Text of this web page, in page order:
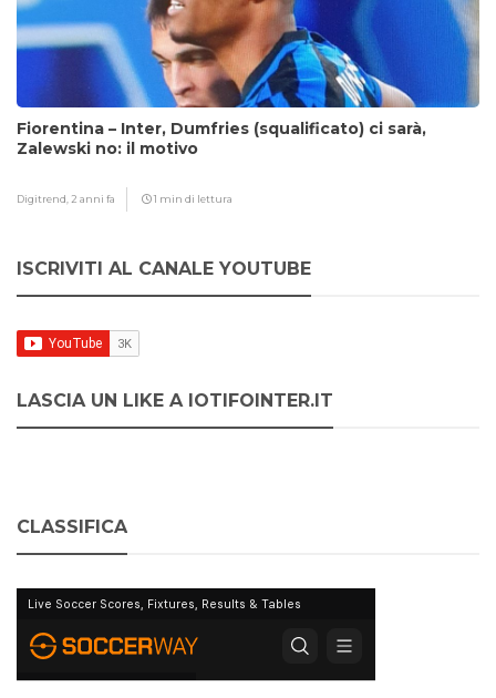
Fiorentina – Inter, Dumfries (squalificato) ci sarà,
Zalewski no: il motivo
Digitrend, 2 anni fa 1 min di lettura
ISCRIVITI AL CANALE YOUTUBE
LASCIA UN LIKE A IOTIFOINTER.IT
CLASSIFICA